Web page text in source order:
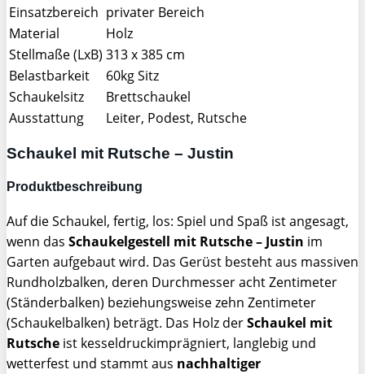
Einsatzbereich privater Bereich
Material
Holz
Stellmaße (LxB) 313 x 385 cm
Belastbarkeit
60kg Sitz
Schaukelsitz
Brettschaukel
Ausstattung
Leiter, Podest, Rutsche
Schaukel mit Rutsche – Justin
Produktbeschreibung
Auf die Schaukel, fertig, los: Spiel und Spaß ist angesagt,
wenn das Schaukelgestell mit Rutsche – Justin im
Garten aufgebaut wird. Das Gerüst besteht aus massiven
Rundholzbalken, deren Durchmesser acht Zentimeter
(Ständerbalken) beziehungsweise zehn Zentimeter
(Schaukelbalken) beträgt. Das Holz derSchaukel mit
Rutsche ist kesseldruckimprägniert, langlebig und
wetterfest und stammt aus nachhaltiger